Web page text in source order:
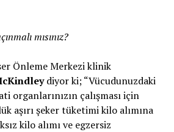
mısınız?
Önleme Merkezi klinik
diyor ki; “Vücudunuzdaki
organlarınızın çalışması için
aşırı şeker tüketimi kilo alımına
kilo alımı ve egzersiz